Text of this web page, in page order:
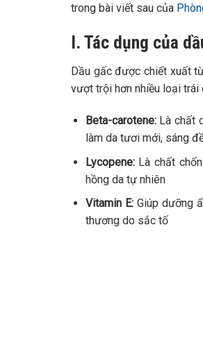
trong bài viết sau của
I. Tác dụng của
Dầu gấc được chiết xuất
vượt trội hơn nhiều loại trái
Beta-carotene:Là chất
làm da tươi mới, sáng
Lycopene:Là chất
hồng da tự nhiên
Vitamin E:Giúp dưỡng
thương do sắc tố